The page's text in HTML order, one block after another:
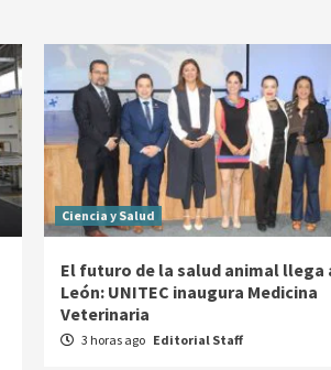
Ciencia y Salud
El futuro de la salud animal llega
León: UNITEC inaugura Medicina
Veterinaria
3 horas ago Editorial Staff